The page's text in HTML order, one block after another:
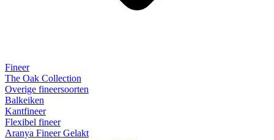
Fineer
The Oak Collection
Overige fineersoorten
Balkeiken
Kantfineer
Flexibel fineer
Aranya Fineer Gelakt